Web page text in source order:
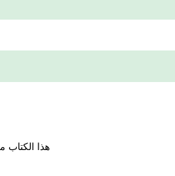
هذا الكتاب